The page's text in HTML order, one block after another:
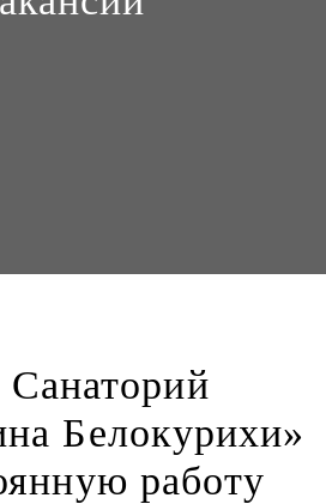
Белокурихи»
работу